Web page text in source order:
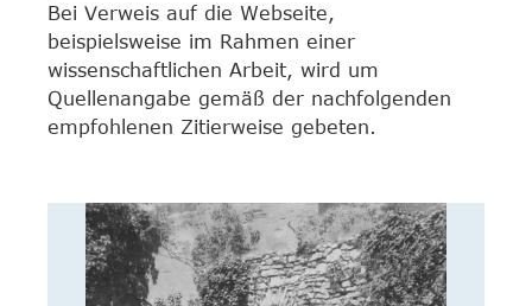
Bei Verweis auf die Webseite,
beispielsweise im Rahmen einer
wissenschaftlichen Arbeit, wird um
Quellenangabe gemäß der nachfolgenden
empfohlenen Zitierweise gebeten.